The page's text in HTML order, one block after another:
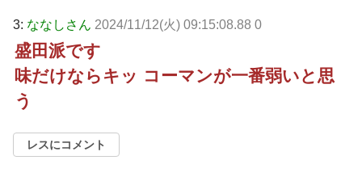
3: ななしさん 2024/11/12(火) 09:15:08.88 0
盛田派です
味だけならキッ コーマンが一番弱いと思
う
レスにコメント